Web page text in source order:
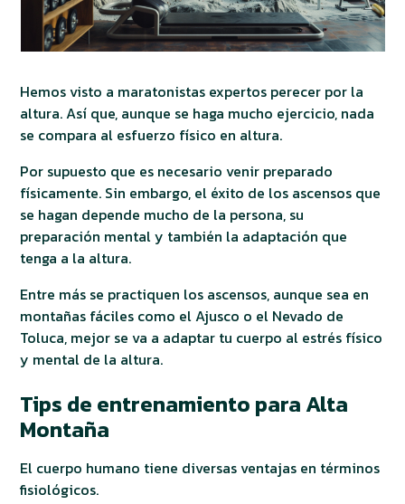
Hemos visto a maratonistas expertos perecer por la
altura. Así que, aunque se haga mucho ejercicio, nada
se compara al esfuerzo físico en altura.
Por supuesto que es necesario venir preparado
físicamente. Sin embargo, el éxito de los ascensos que
se hagan depende mucho de la persona, su
preparación mental y también la adaptación que
tenga a la altura.
Entre más se practiquen los ascensos, aunque sea en
montañas fáciles como el Ajusco o el Nevado de
Toluca, mejor se va a adaptar tu cuerpo al estrés físico
y mental de la altura.
Tips de entrenamiento para Alta
Montaña
El cuerpo humano tiene diversas ventajas en términos
fisiológicos.